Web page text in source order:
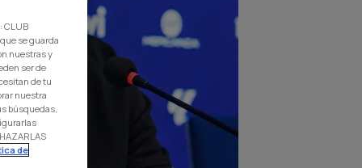
CLUB
se guarda
nuestras y
ser de
de tu
nuestra
búsquedas,
de